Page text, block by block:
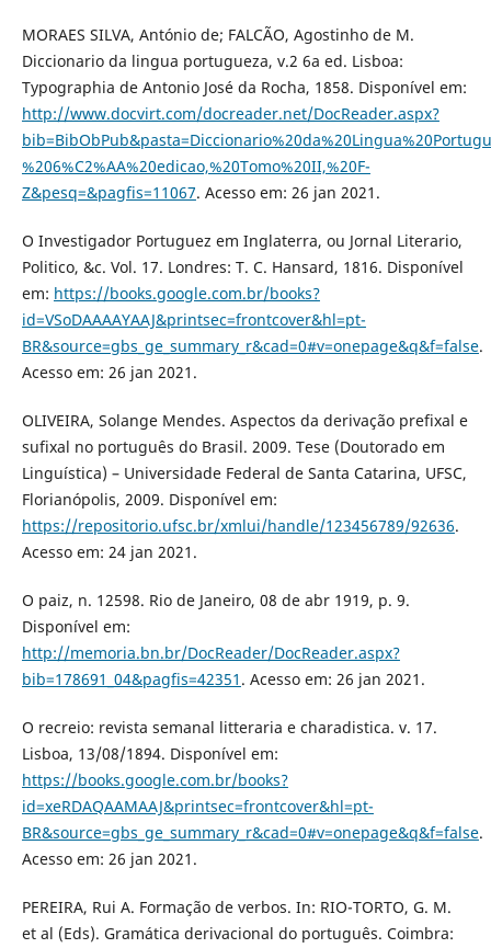
MORAES SILVA, António de; FALCÃO, Agostinho de M.
Diccionario da lingua portugueza, v.2 6a ed. Lisboa:
Typographia de Antonio José da Rocha, 1858. Disponível em:
http://www.docvirt.com/docreader.net/DocReader.aspx?
%206%C2%AA%20edicao,%20Tomo%20II,%20F-
Z&pesq=&pagfis=11067. Acesso em: 26 jan 2021.
O Investigador Portuguez em Inglaterra, ou Jornal Literario,
Politico, &c. Vol. 17. Londres: T. C. Hansard, 1816. Disponível
em: https://books.google.com.br/books?
id=VSoDAAAAYAAJ&printsec=frontcover&hl=pt-
BR&source=gbs_ge_summary_r&cad=0#v=onepage&q&f=false.
Acesso em: 26 jan 2021.
OLIVEIRA, Solange Mendes. Aspectos da derivação prefixal e
sufixal no português do Brasil. 2009. Tese (Doutorado em
Linguística) – Universidade Federal de Santa Catarina, UFSC,
Florianópolis, 2009. Disponível em:
https://repositorio.ufsc.br/xmlui/handle/123456789/92636.
Acesso em: 24 jan 2021.
O paiz, n. 12598. Rio de Janeiro, 08 de abr 1919, p. 9.
Disponível em:
http://memoria.bn.br/DocReader/DocReader.aspx?
bib=178691_04&pagfis=42351 . Acesso em: 26 jan 2021.
O recreio: revista semanal litteraria e charadistica. v. 17.
Lisboa, 13/08/1894. Disponível em:
https://books.google.com.br/books?
id=xeRDAQAAMAAJ&printsec=frontcover&hl=pt-
BR&source=gbs_ge_summary_r&cad=0#v=onepage&q&f=false.
Acesso em: 26 jan 2021.
PEREIRA, Rui A. Formação de verbos. In: RIO-TORTO, G. M.
et al (Eds). Gramática derivacional do português. Coimbra: